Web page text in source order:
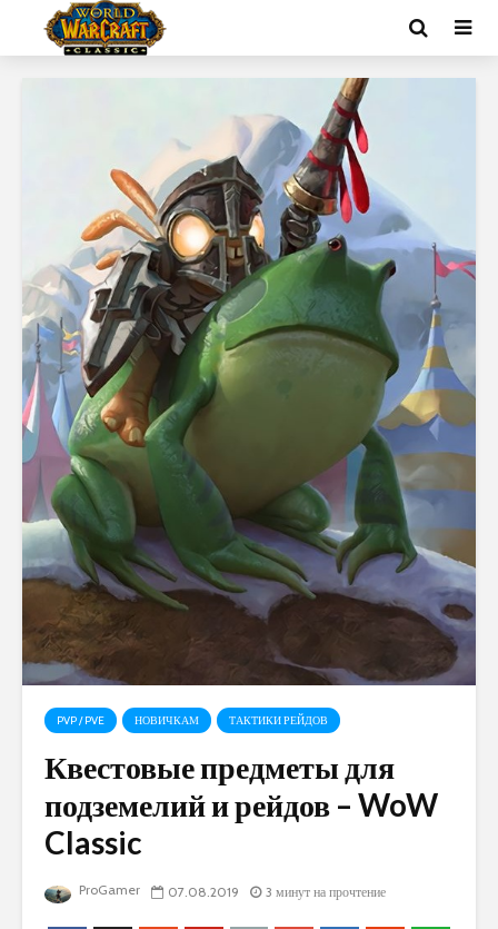
PVP / PVE НОВИЧКАМ ТАКТИКИ РЕЙДОВ
Квестовые предметы для
подземелий и рейдов – WoW
Classic
ProGamer 07.08.2019 3 минут на прочтение